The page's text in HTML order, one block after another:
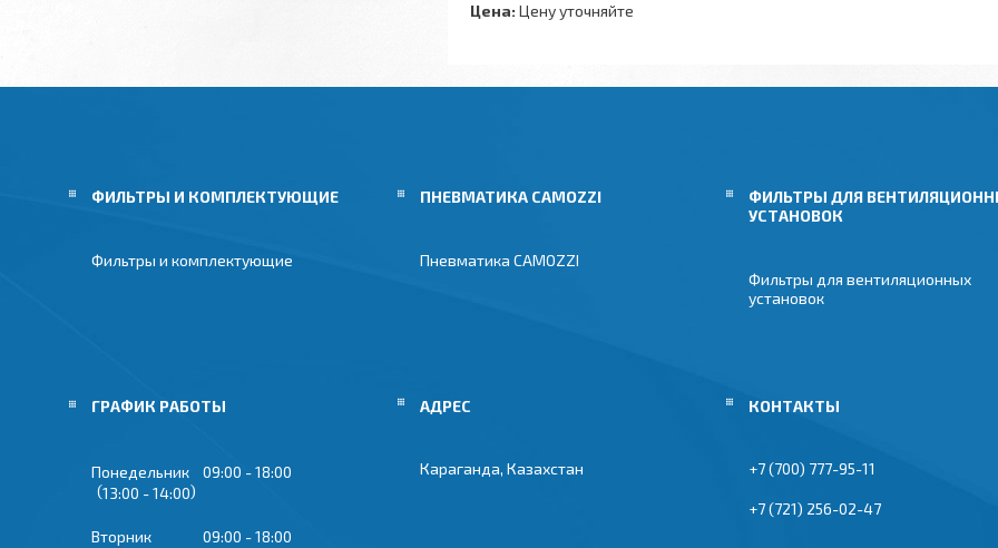
Цена: Цену уточняйте
ФИЛЬТРЫ И КОМПЛЕКТУЮЩИЕ
Фильтры и комплектующие
ПНЕВМАТИКА CAMOZZI
Пневматика CAMOZZI
ФИЛЬТРЫ ДЛЯ
УСТАНОВОК
Фильтры для вентиляционных
установок
ГРАФИК РАБОТЫ
Понедельник 09:00
18:00
13:00
14:00
Вторник 09:00 18:00
Караганда, Казахстан +7 (700) 777-95-11
+7 (721) 256-02-47